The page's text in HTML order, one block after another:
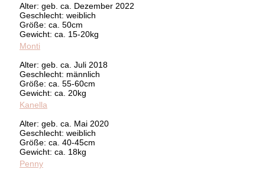
Alter: geb. ca. Dezember 2022
Geschlecht: weiblich
Größe: ca. 50cm
Gewicht: ca. 15-20kg
Monti
Alter: geb. ca. Juli 2018
Geschlecht: männlich
Größe: ca. 55-60cm
Gewicht: ca. 20kg
Kanella
Alter: geb. ca. Mai 2020
Geschlecht: weiblich
Größe: ca. 40-45cm
Gewicht: ca. 18kg
Penny